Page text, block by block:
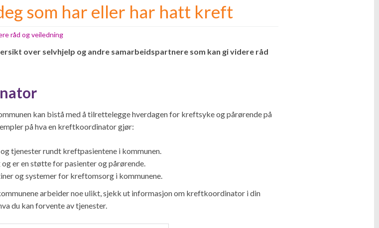
som har eller har hatt kreft
råd og veiledning
over selvhjelp og andre samarbeidspartnere som kan gi videre råd
kan bistå med å tilrettelegge hverdagen for kreftsyke og pårørende på
på hva en kreftkoordinator gjør:
tjenester rundt kreftpasientene i kommunen.
er en støtte for pasienter og pårørende.
og systemer for kreftomsorg i kommunene.
arbeider noe ulikt, sjekk ut informasjon om kreftkoordinator i din
du kan forvente av tjenester.